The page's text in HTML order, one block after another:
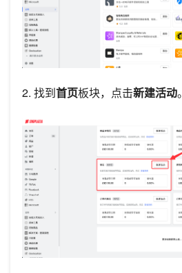
2. 找到首页板块，点击新建活动。